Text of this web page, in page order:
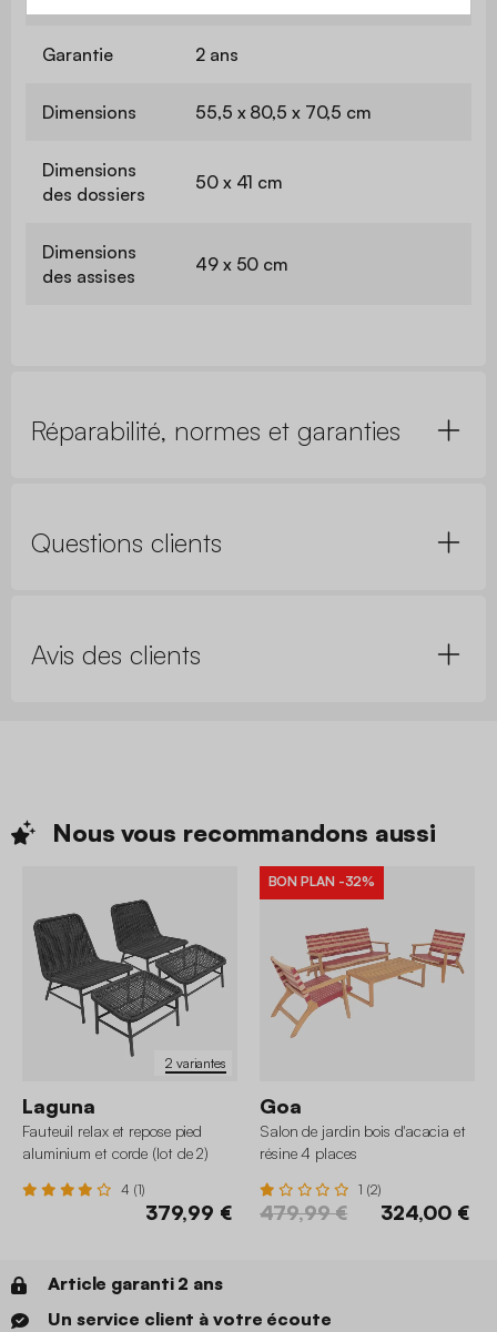
Garantie 2 ans
Dimensions 55,5 x 80,5 x 70,5 cm
Dimensions
des dossiers
50 x 41 cm
Dimensions
des assises
49 x 50 cm
Réparabilité, normes et garanties
Questions clients
Avis des clients
Nous vous recommandons aussi
2 variantes
Laguna
Fauteuil relax et repose pied
aluminium et corde (lot de 2)
4 (1)
379,99 €
BON PLAN -32%
Goa
Salon de jardin bois d'acacia et
résine 4 places
1 (2)
479,99 € 324,00 €
Article garanti 2 ans
Un service client à votre écoute